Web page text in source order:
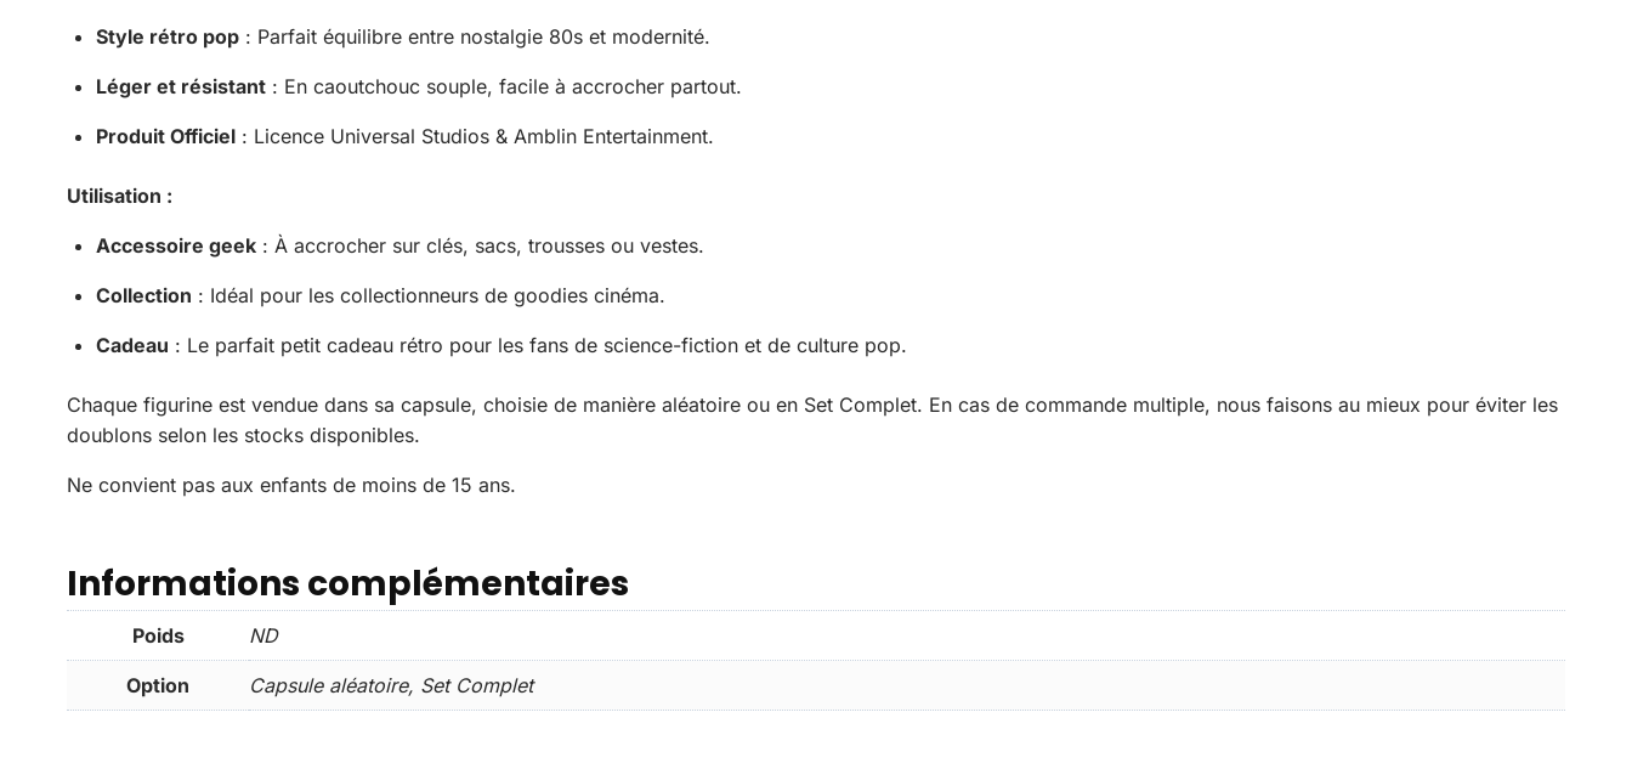
Style rétro pop : Parfait équilibre entre nostalgie 80s et modernité.
Léger et résistant : En caoutchouc souple, facile à accrocher partout.
Produit Officiel : Licence Universal Studios & Amblin Entertainment.
Utilisation :
Accessoire geek : À accrocher sur clés, sacs, trousses ou vestes.
Collection : Idéal pour les collectionneurs de goodies cinéma.
Cadeau : Le parfait petit cadeau rétro pour les fans de science-fiction et de culture pop.
Chaque figurine est vendue dans sa capsule, choisie de manière aléatoire ou en Set Complet. En cas de commande multiple, nous faisons au mieux pour éviter les
doublons selon les stocks disponibles.
Ne convient pas aux enfants de moins de 15 ans.
Informations complémentaires
Poids ND
Option Capsule aléatoire, Set Complet